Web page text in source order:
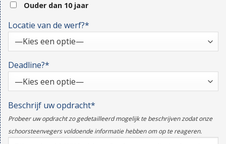
Ouder dan 10 jaar
Locatie van de werf?*
Deadline?*
Beschrijf uw opdracht*
Probeer uw opdracht zo gedetailleerd mogelijk te beschrijven zodat onze
schoorsteenvegers voldoende informatie hebben om op te reageren.